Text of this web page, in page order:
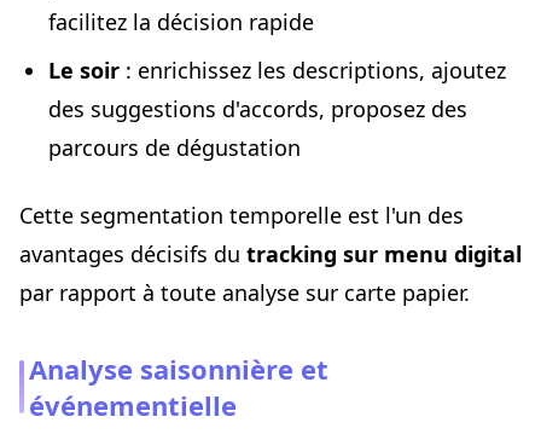
facilitez la décision rapide
Le soir : enrichissez les descriptions, ajoutez
des suggestions d'accords, proposez des
parcours de dégustation
Cette segmentation temporelle est l'un des
avantages décisifs du tracking sur menu digital
par rapport à toute analyse sur carte papier.
Analyse saisonnière et
événementielle